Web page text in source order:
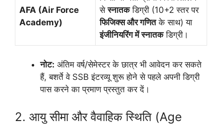
AFA (Air Force
Academy)
सेस्नातकडिग्री (10+2 स्तर पर
फिजिक्स और गणितके साथ) या
इंजीनियरिंग में स्नातकडिग्री।
नोट: अंतिम वर्ष/सेमेस्टर के छात्र भी आवेदन कर सकते
हैं, बशर्ते वे SSB इंटरव्यू शुरू होने से पहले अपनी डिग्री
पास करने का प्रमाण प्रस्तुत कर दें।
2. आयु सीमा और वैवाहिक स्थिति (Age